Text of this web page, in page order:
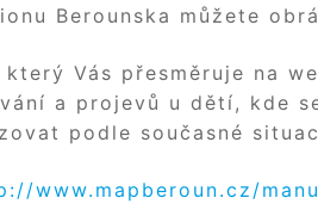
Berounska můžete
který Vás přesměruje na
a projevů u dětí, kde
podle současné
www.mapberoun.cz/